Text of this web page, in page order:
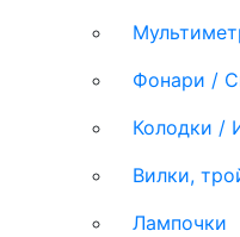
Фонари /
Колодки /
Вилки,
Лампочки